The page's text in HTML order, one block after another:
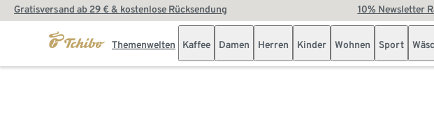
Gratisversand ab 29 € & kostenlose Rücksendung 10% Newsletter
Themenwelten Kaffee Damen Herren Kinder Wohnen Sport